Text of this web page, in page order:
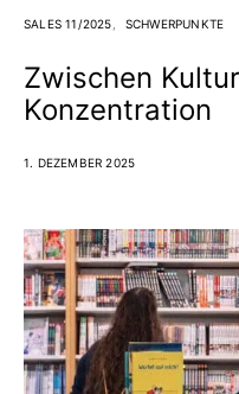
SALES 11/2025 SCHWERPUNKTE
Zwischen
Konzentration
1. DEZEMBER 2025